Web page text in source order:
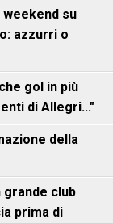
weekend su
azzurri o
gol in più
di Allegri..."
della
grande club
prima di